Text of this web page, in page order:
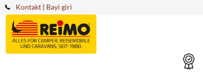
Kontakt | Bayi giri